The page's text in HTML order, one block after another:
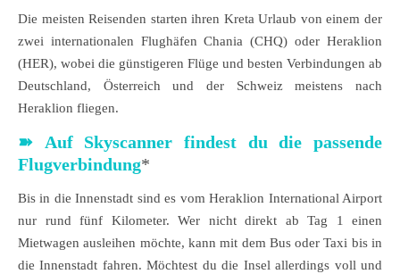
Die meisten Reisenden starten ihren Kreta Urlaub von einem der
zwei internationalen Flughäfen Chania (CHQ) oder Heraklion
(HER), wobei die günstigeren Flüge und besten Verbindungen ab
Deutschland, Österreich und der Schweiz meistens nach
Heraklion fliegen.
➽
Auf Skyscanner findest du die passende
Flugverbindung*
Bis in die Innenstadt sind es vom Heraklion International Airport
nur rund fünf Kilometer. Wer nicht direkt ab Tag 1 einen
Mietwagen ausleihen möchte, kann mit dem Bus oder Taxi bis in
die Innenstadt fahren. Möchtest du die Insel allerdings voll und